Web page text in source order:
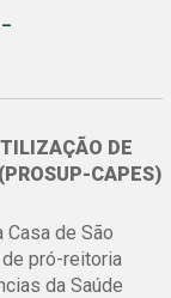
DE
CAPES)
Casa de São
pró-reitoria
da Saúde